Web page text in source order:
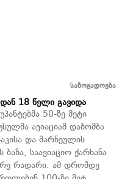
საზოგადოება
18 წელი გავიდა
50-ზე მეტი
ავიაციამ დაბომბა
და მარნეულის
ბაზა, საავიაციო ქარხანა
რადარი. ამ დრომდე